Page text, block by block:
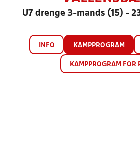
U7 drenge 3-mands (15) -
INFO KAMPPROGRAM
KAMPPROGRAM FOR